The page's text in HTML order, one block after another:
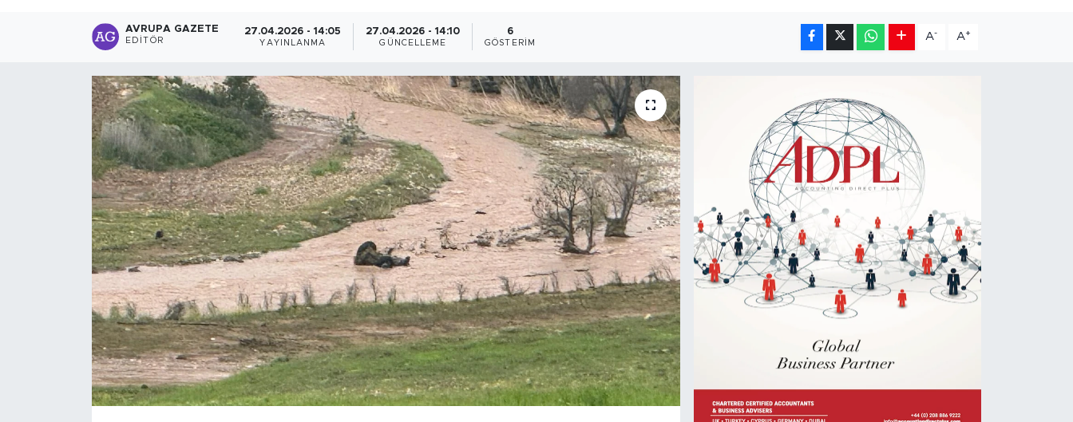
AVRUPA GAZETE
EDITÖR
27.04.2026 - 14:05
YAYINLANMA
27.04.2026 - 14:10
GÜNCELLEME
6
GÖSTERIM
A- A+